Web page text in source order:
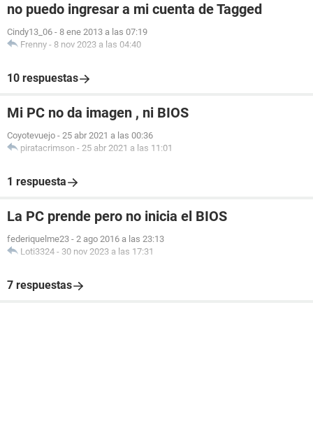
no puedo ingresar a mi cuenta de Tagged
Cindy13_06 - 8 ene 2013 a las 07:19
Frenny - 8 nov 2023 a las 04:40
10 respuestas
Mi PC no da imagen , ni BIOS
Coyotevuejo - 25 abr 2021 a las 00:36
piratacrimson - 25 abr 2021 a las 11:01
1 respuesta
La PC prende pero no inicia el BIOS
federiquelme23 - 2 ago 2016 a las 23:13
Loti3324 - 30 nov 2023 a las 17:31
7 respuestas